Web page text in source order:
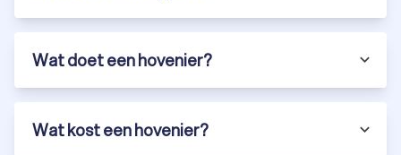
Wat doet een hovenier?
Wat kost een hovenier?